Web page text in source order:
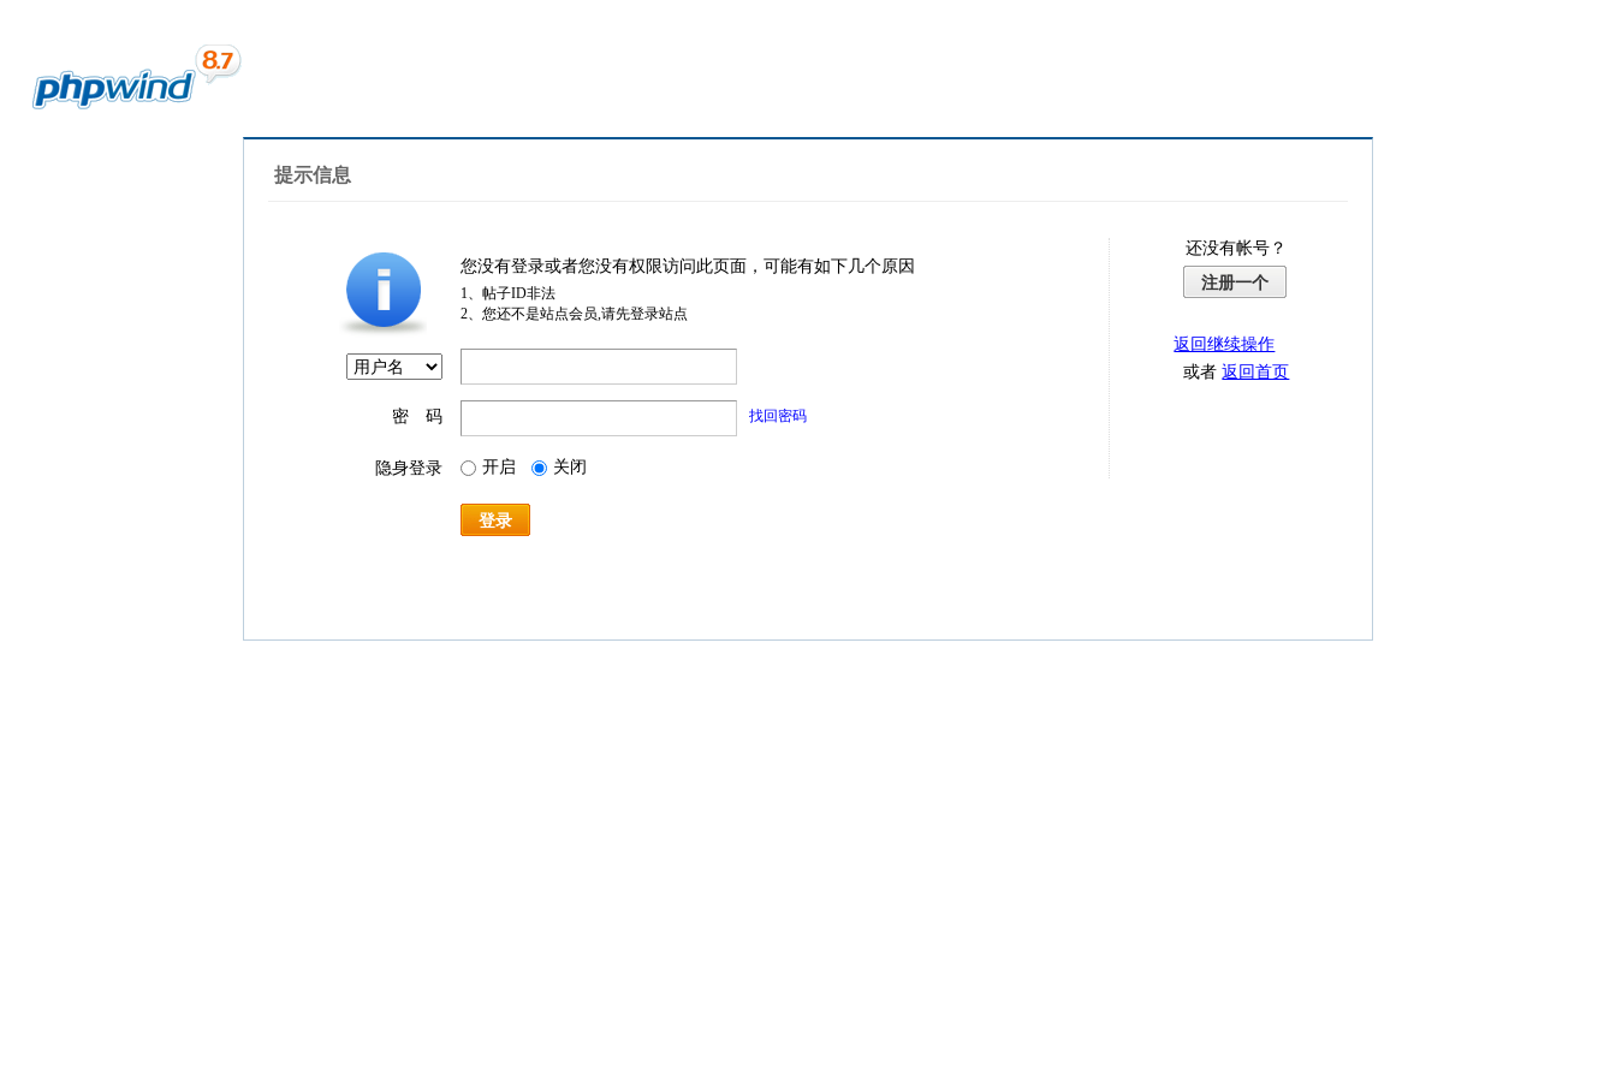
提示信息
您没有登录或者您没有权限访问此页面，可能有如下几个原因
1、帖子ID非法
2、您还不是站点会员,请先登录站点
密 码 找回密码
隐身登录 开启 关闭
登录
还没有帐号？
注册一个
返回继续操作
或者返回首页